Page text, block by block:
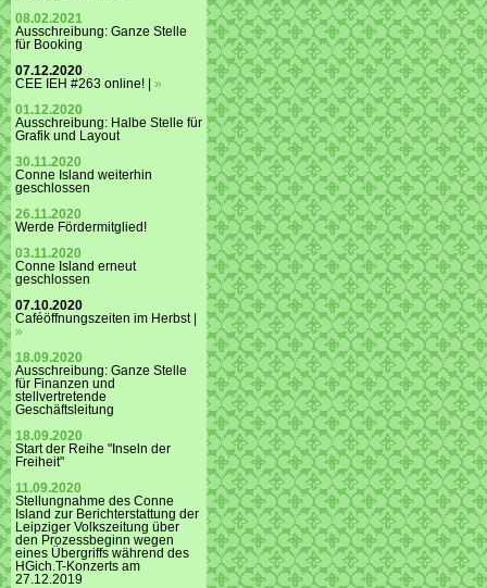
08.02.2021
Ausschreibung: Ganze Stelle
für Booking
07.12.2020
CEE IEH #263 online! | »
01.12.2020
Ausschreibung: Halbe Stelle für
Grafik und Layout
30.11.2020
Conne Island weiterhin
geschlossen
26.11.2020
Werde Fördermitglied!
03.11.2020
Conne Island erneut
geschlossen
07.10.2020
Caféöffnungszeiten im Herbst |
»
18.09.2020
Ausschreibung: Ganze Stelle
für Finanzen und
stellvertretende
Geschäftsleitung
18.09.2020
Start der Reihe "Inseln der
Freiheit"
11.09.2020
Stellungnahme des Conne
Island zur Berichterstattung der
Leipziger Volkszeitung über
den Prozessbeginn wegen
eines Übergriffs während des
HGich.T-Konzerts am
27.12.2019